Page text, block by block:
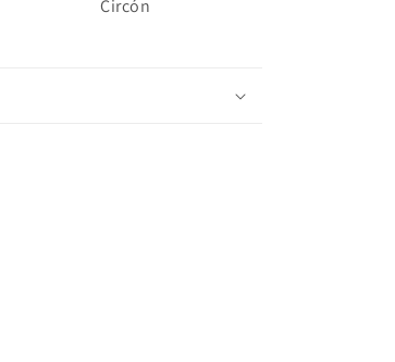
Circón